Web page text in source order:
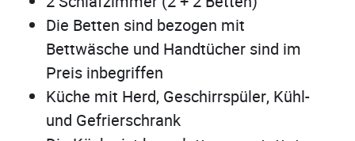
Die Betten sind bezogen mit
Bettwäsche und Handtücher sind im
Preis inbegriffen
Küche mit Herd, Geschirrspüler, Kühl-
und Gefrierschrank